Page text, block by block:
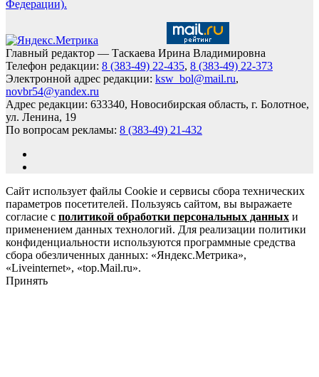
Федерации).
Главный редактор — Таскаева Ирина Владимировна
Телефон редакции: 8 (383-49) 22-435, 8 (383-49) 22-373
Электронной адрес редакции: ksw_bol@mail.ru,
novbr54@yandex.ru
Адрес редакции: 633340, Новосибирская область, г. Болотное,
ул. Ленина, 19
По вопросам рекламы: 8 (383-49) 21-432
Сайт использует файлы Cookie и сервисы сбора технических
параметров посетителей. Пользуясь сайтом, вы выражаете
согласие с политикой обработки персональных данных и
применением данных технологий. Для реализации политики
конфиденциальности используются программные средства
сбора обезличенных данных: «Яндекс.Метрика»,
«Liveinternet», «top.Mail.ru».
Принять